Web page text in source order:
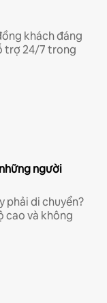
khách đáng
trợ 24/7 trong
người
phải di chuyển?
cao và không